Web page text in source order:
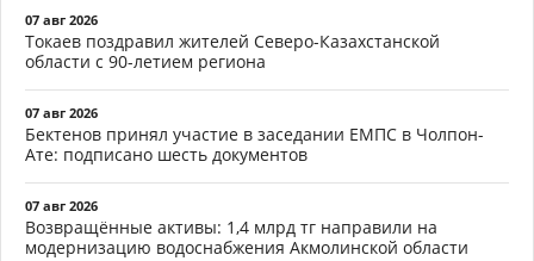
07 авг 2026
Токаев поздравил жителей Северо-Казахстанской
области с 90-летием региона
07 авг 2026
Бектенов принял участие в заседании ЕМПС в Чолпон-
Ате: подписано шесть документов
07 авг 2026
Возвращённые активы: 1,4 млрд тг направили на
модернизацию водоснабжения Акмолинской области